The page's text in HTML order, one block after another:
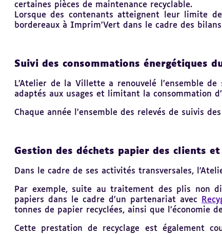
certaines pièces de maintenance recyclable.
Lorsque des contenants atteignent leur limite
bordereaux à Imprim’Vert dans le cadre des
Suivi des consommations énergétiques
L’Atelier de la Villette a renouvelé l’ensemble
adaptés aux usages et limitant la consommation
Chaque année l’ensemble des relevés de suivis
Gestion des déchets papier des clients
Dans le cadre de ses activités transversales, l’
Par exemple, suite au traitement des plis non
papiers dans le cadre d’un partenariat avec
tonnes de papier recyclées, ainsi que l’économie
Cette prestation de recyclage est également